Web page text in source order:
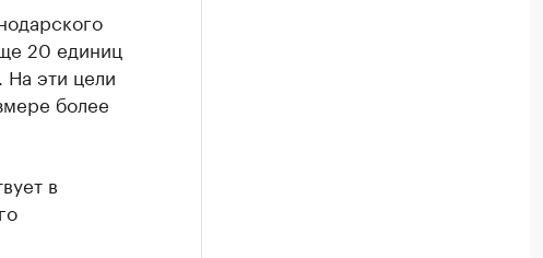
20 единиц
На эти цели
более
в